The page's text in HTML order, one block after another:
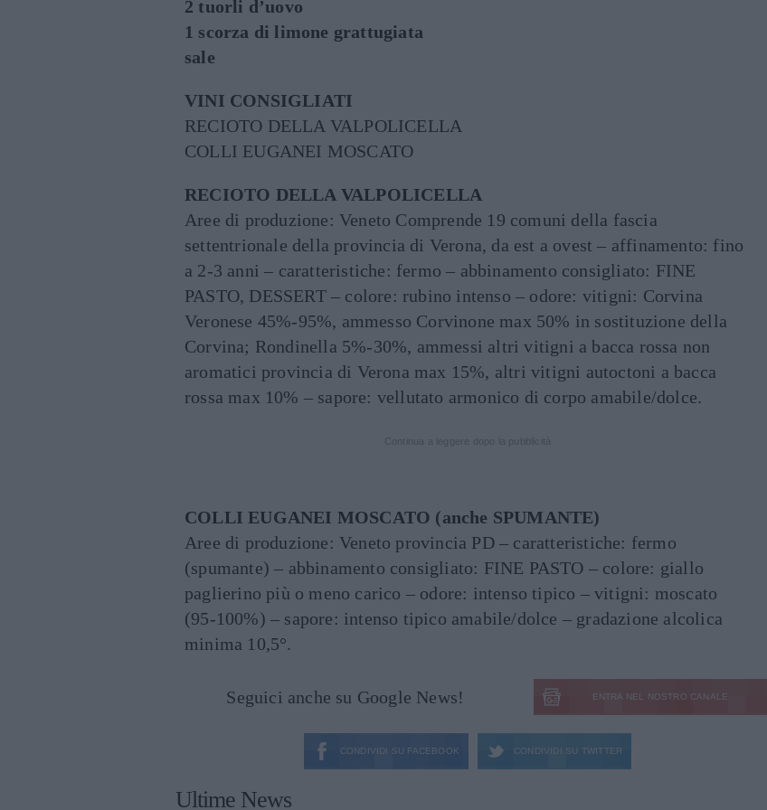
2 tuorli d’uovo
1 scorza di limone grattugiata
sale
VINI CONSIGLIATI
RECIOTO DELLA VALPOLICELLA
COLLI EUGANEI MOSCATO
RECIOTO DELLA VALPOLICELLA
Aree di produzione: Veneto Comprende 19 comuni della fascia
settentrionale della provincia di Verona, da est a ovest – affinamento: fino
a 2-3 anni – caratteristiche: fermo – abbinamento consigliato: FINE
PASTO, DESSERT – colore: rubino intenso – odore: vitigni: Corvina
Veronese 45%-95%, ammesso Corvinone max 50% in sostituzione della
Corvina; Rondinella 5%-30%, ammessi altri vitigni a bacca rossa non
aromatici provincia di Verona max 15%, altri vitigni autoctoni a bacca
rossa max 10% – sapore: vellutato armonico di corpo amabile/dolce.
COLLI EUGANEI MOSCATO (anche SPUMANTE)
Aree di produzione: Veneto provincia PD – caratteristiche: fermo
(spumante) – abbinamento consigliato: FINE PASTO – colore: giallo
paglierino più o meno carico – odore: intenso tipico – vitigni: moscato
(95-100%) – sapore: intenso tipico amabile/dolce – gradazione alcolica
minima 10,5°.
Seguici anche su Google News! ENTRA NEL NOSTRO CANALE
CONDIVIDI SU FACEBOOK CONDIVIDI SU TWITTER
Ultime News